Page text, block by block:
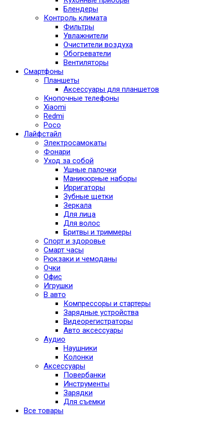
Блендеры
Контроль климата
Фильтры
Увлажнители
Очистители воздуха
Обогреватели
Вентиляторы
Смартфоны
Планшеты
Аксессуары для планшетов
Кнопочные телефоны
Xiaomi
Redmi
Poco
Лайфстайл
Электросамокаты
Фонари
Уход за собой
Ушные палочки
Маникюрные наборы
Ирригаторы
Зубные щетки
Зеркала
Для лица
Для волос
Бритвы и триммеры
Спорт и здоровье
Смарт часы
Рюкзаки и чемоданы
Очки
Офис
Игрушки
В авто
Компрессоры и стартеры
Зарядные устройства
Видеорегистраторы
Авто аксессуары
Аудио
Наушники
Колонки
Аксессуары
Повербанки
Инструменты
Зарядки
Для съемки
Все товары